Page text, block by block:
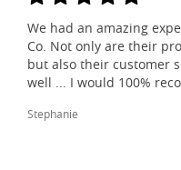
We had an amazing
Co. Not only are their
but also their customer
well ... I would 100%
Stephanie